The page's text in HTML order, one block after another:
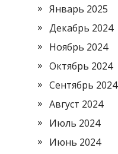
Январь 2025
Декабрь 2024
Ноябрь 2024
Октябрь 2024
Сентябрь 2024
Август 2024
Июль 2024
Июнь 2024